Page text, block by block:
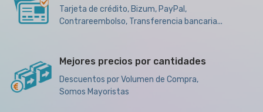
Tarjeta de crédito, Bizum, PayPal,
Contrareembolso, Transferencia bancaria...
Mejores precios por cantidades
Descuentos por Volumen de Compra,
Somos Mayoristas